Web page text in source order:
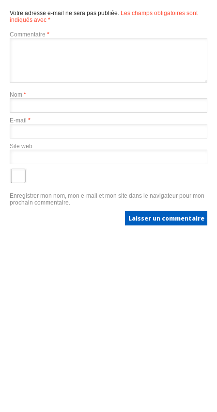
Votre adresse e-mail ne sera pas publiée. Les champs obligatoires sont
indiqués avec *
Commentaire *
Nom *
E-mail *
Site web
Enregistrer mon nom, mon e-mail et mon site dans le navigateur pour mon
prochain commentaire.